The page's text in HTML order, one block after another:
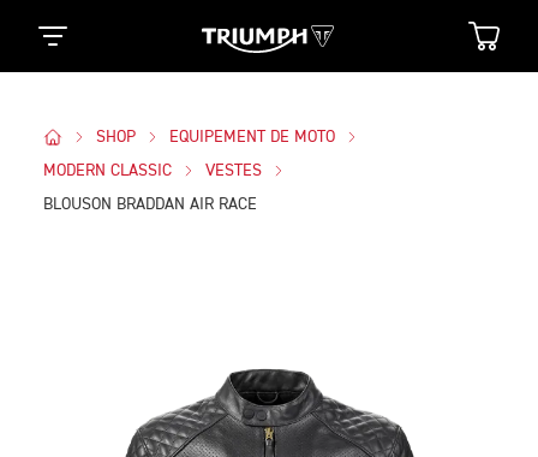
SHOP
EQUIPEMENT DE MOTO
MODERN CLASSIC
VESTES
BLOUSON BRADDAN AIR RACE